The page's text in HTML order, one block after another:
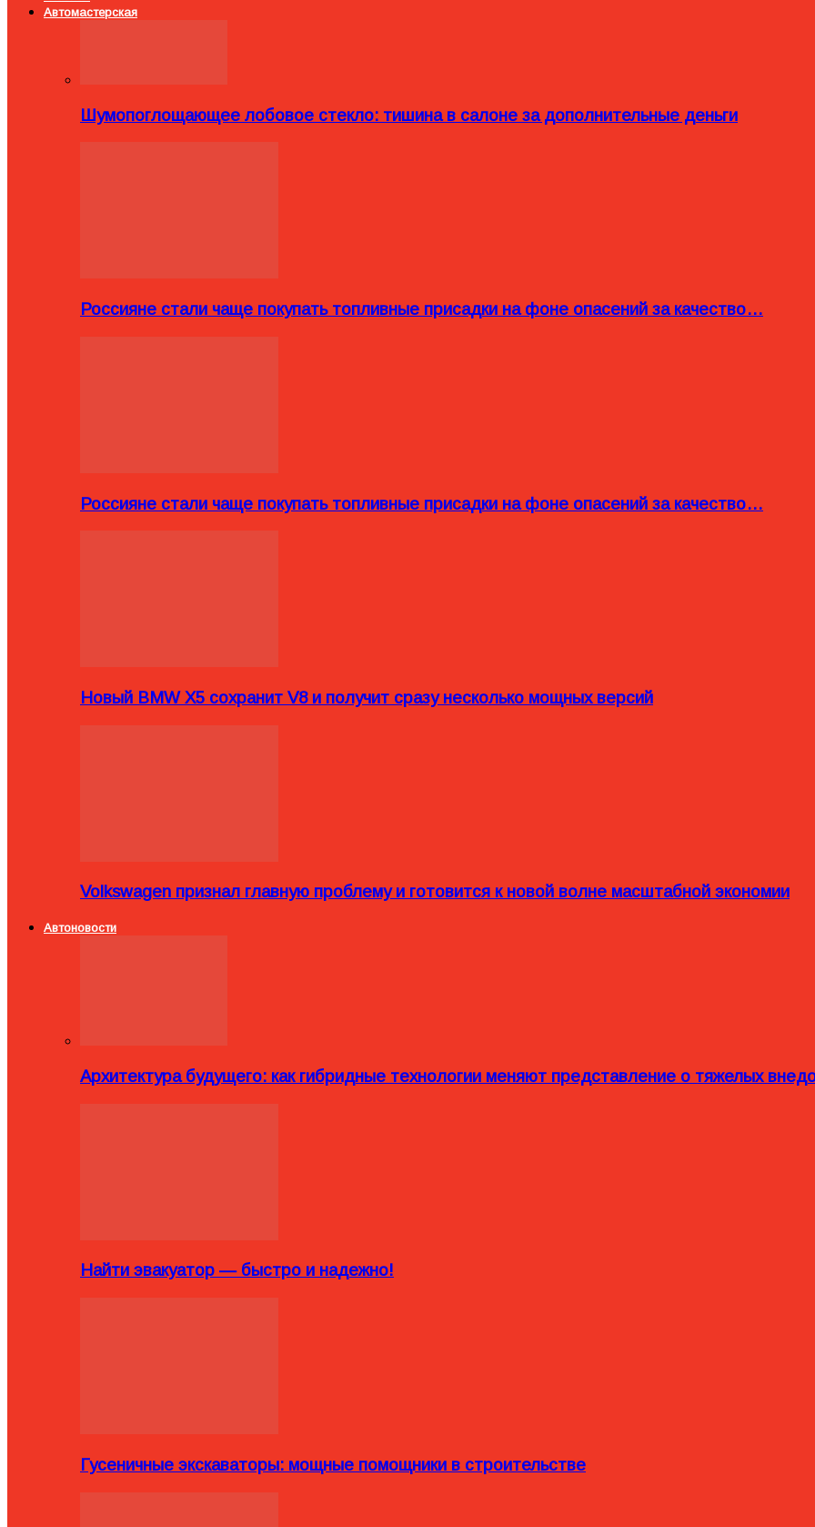
Автомастерская
Шумопоглощающее лобовое стекло: тишина в салоне за дополнительные деньги
Россияне стали чаще покупать топливные присадки на фоне опасений за качество…
Россияне стали чаще покупать топливные присадки на фоне опасений за качество…
Новый BMW X5 сохранит V8 и получит сразу несколько мощных версий
Volkswagen признал главную проблему и готовится к новой волне масштабной экономии
Автоновости
Архитектура будущего: как гибридные технологии меняют представление о тяжелых
Найти эвакуатор — быстро и надежно!
Гусеничные экскаваторы: мощные помощники в строительстве